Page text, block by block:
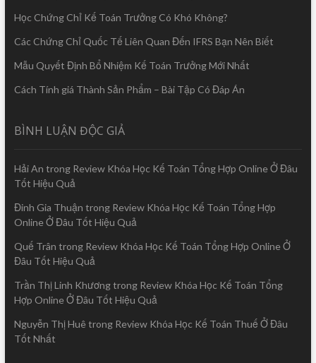
Học Chứng Chỉ Kế Toán Trưởng Có Khó Không?
Các Chứng Chỉ Quốc Tế Liên Quan Đến IFRS Bạn Nên Biết
Mẫu Quyết Định Bổ Nhiệm Kế Toán Trưởng Mới Nhất
Cách Tính giá Thành Sản Phẩm – Bài Tập Có Đáp Án
BÌNH LUẬN ĐỘC GIẢ
Hải An trong Review Khóa Học Kế Toán Tổng Hợp Online Ở Đâu
Tốt Hiệu Quả
Đinh Gia Thuận trong Review Khóa Học Kế Toán Tổng Hợp
Online Ở Đâu Tốt Hiệu Quả
Quế Trân trong Review Khóa Học Kế Toán Tổng Hợp Online Ở
Đâu Tốt Hiệu Quả
Trần Thị Linh Khươngtrong Review Khóa Học Kế Toán Tổng
Hợp Online Ở Đâu Tốt Hiệu Quả
Nguyễn Thị Huêtrong Review Khóa Học Kế Toán Thuế Ở Đâu
Tốt Nhất